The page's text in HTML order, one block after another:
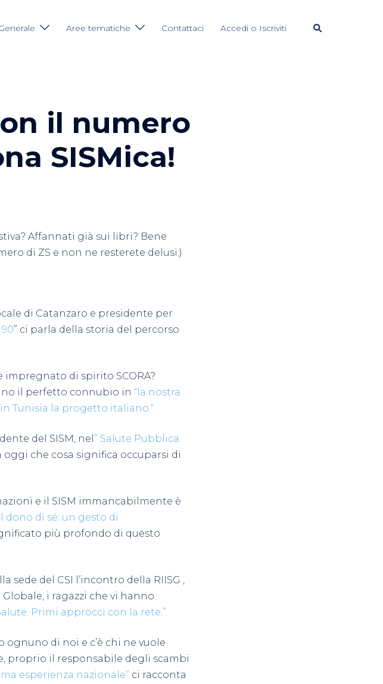
Aree tematiche Contattaci Accedi o Iscriviti Cerca
il numero
SISMica!
Affannati già sui libri? Bene
di ZS e non ne resterete delusi;)
di Catanzaro e presidente per
” ci parla della storia del percorso
di spirito SCORA?
il perfetto connubio in “la nostra
Tunisia la progetto italiano.“
del SISM, nel ” Salute Pubblica.
oggi che cosa significa occuparsi di
e il SISM immancabilmente è
dono di sé: un gesto di
più profondo di questo
sede del CSI l’incontro della RIISG ,
i ragazzi che vi hanno
Primi approcci con la rete.”
ognuno di noi e c’è chi ne vuole
proprio il responsabile degli scambi
esperienza nazionale” ci racconta